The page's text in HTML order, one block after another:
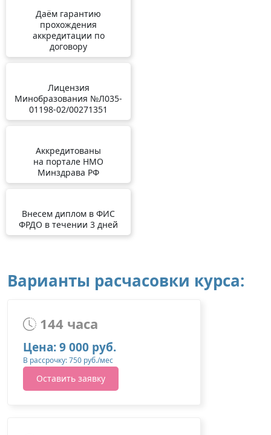
Даём гарантию
прохождения
аккредитации по
договору
Лицензия
Минобразования №Л035-
01198-02/00271351
Аккредитованы
на портале НМО
Минздрава РФ
Внесем диплом в ФИС
ФРДО в течении 3 дней
Варианты расчасовки курса:
144 часа
Цена: 9 000 руб.
В рассрочку: 750 руб./мес
Оставить заявку